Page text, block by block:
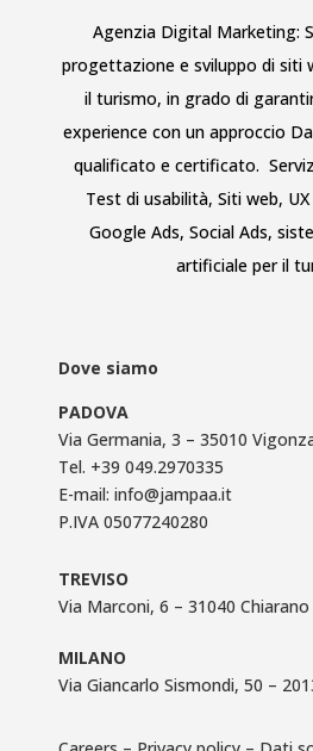
Agenzia Digital Marketing:
progettazione e sviluppo di siti
il turismo, in grado di
experience con un approccio
qualificato e certificato.
Test di usabilità, Siti web,
Google Ads, Social Ads,
artificiale per il
Dove siamo
PADOVA
Via Germania, 3 – 35010
Tel. +39 049.2970335
E-mail: info@jampaa.it
P.IVA 05077240280
TREVISO
Via Marconi, 6 – 31040 Chiarano
MILANO
Via Giancarlo Sismondi, 50 –